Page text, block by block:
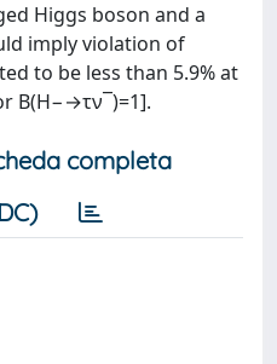
Higgs boson and a
imply violation of
to be less than 5.9% at
B(H−→τν¯)=1].
completa